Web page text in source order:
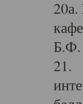
Б.Ф.
21.